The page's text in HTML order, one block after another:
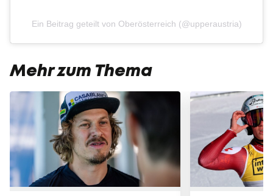
Ein Beitrag geteilt von Oberösterreich (@upperaustria)
Mehr zum Thema